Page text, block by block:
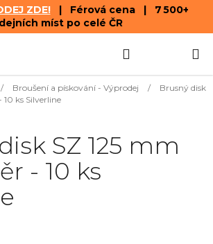
ZDE!| Férová cena | 7 500+
míst po celé ČR
KOŠÍK
/ Broušení a pískování - Výprodej /
Brusný disk
ks Silverline
SZ 125 mm
- 10 ks